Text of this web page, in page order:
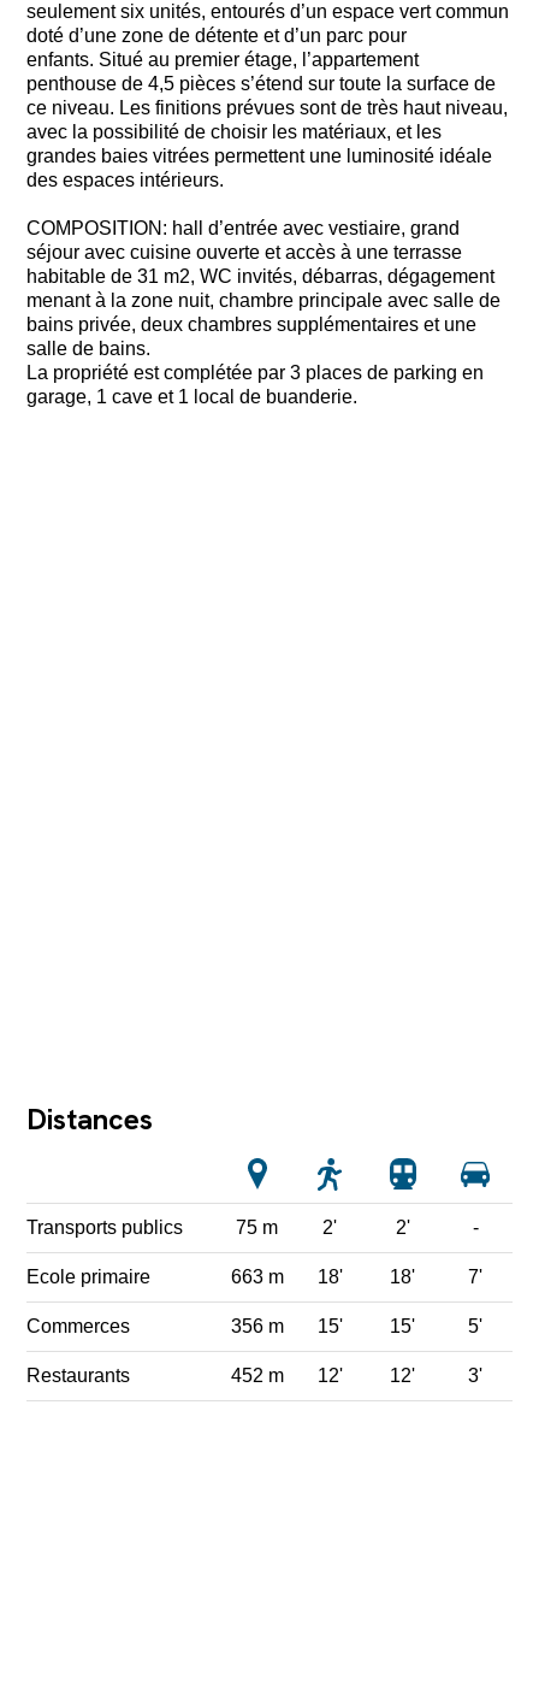
seulement six unités, entourés d’un espace vert commun
doté d’une zone de détente et d’un parc pour
enfants. Situé au premier étage, l’appartement
penthouse de 4,5 pièces s’étend sur toute la surface de
ce niveau. Les finitions prévues sont de très haut niveau,
avec la possibilité de choisir les matériaux, et les
grandes baies vitrées permettent une luminosité idéale
des espaces intérieurs.
COMPOSITION: hall d’entrée avec vestiaire, grand
séjour avec cuisine ouverte et accès à une terrasse
habitable de 31 m2, WC invités, débarras, dégagement
menant à la zone nuit, chambre principale avec salle de
bains privée, deux chambres supplémentaires et une
salle de bains.
La propriété est complétée par 3 places de parking en
garage, 1 cave et 1 local de buanderie.
Distances
Transports publics 75 m 2' 2' -
Ecole primaire 663 m 18' 18' 7'
Commerces 356 m 15' 15' 5'
Restaurants 452 m 12' 12' 3'